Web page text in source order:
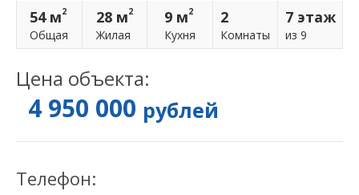
54 м2
Общая
28 м2
Жилая
9 м2
Кухня
2
Комнаты
7 этаж
из 9
Цена объекта:
4 950 000 рублей
Телефон: